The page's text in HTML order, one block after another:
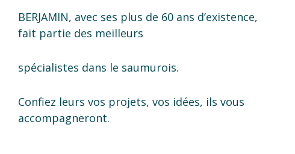
BERJAMIN, avec ses plus de 60 ans d’existence,
fait partie des meilleurs
spécialistes dans le saumurois.
Confiez leurs vos projets, vos idées, ils vous
accompagneront.